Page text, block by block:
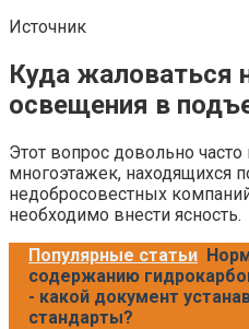
Источник
Куда жаловаться
освещения в
Этот вопрос довольно
многоэтажек, находящихся
недобросовестных
необходимо внести ясность.
Популярные статьи
содержанию
- какой документ
стандарты?